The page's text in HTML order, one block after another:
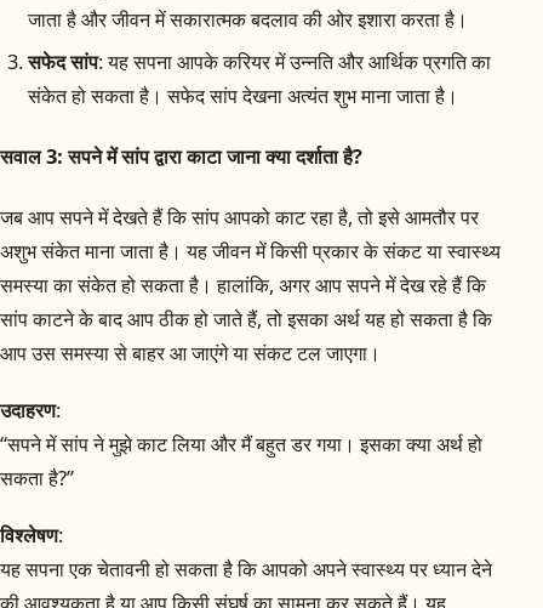
जाता है और जीवन में सकारात्मक बदलाव की ओर इशारा करता है।
सफेद सांप: यह सपना आपके करियर में उन्नति और आर्थिक प्रगति का
संकेत हो सकता है। सफेद सांप देखना अत्यंत शुभ माना जाता है।
सवाल 3: सपने में सांप द्वारा काटा जाना क्या दर्शाता है?
जब आप सपने में देखते हैं कि सांप आपको काट रहा है, तो इसे आमतौर पर
अशुभ संकेत माना जाता है। यह जीवन में किसी प्रकार के संकट या स्वास्थ्य
समस्या का संकेत हो सकता है। हालांकि, अगर आप सपने में देख रहे हैं कि
सांप काटने के बाद आप ठीक हो जाते हैं, तो इसका अर्थ यह हो सकता है कि
आप उस समस्या से बाहर आ जाएंगे या संकट टल जाएगा।
उदाहरण:
“सपने में सांप ने मुझे काट लिया और मैं बहुत डर गया। इसका क्या अर्थ हो
सकता है?”
विश्लेषण:
यह सपना एक चेतावनी हो सकता है कि आपको अपने स्वास्थ्य पर ध्यान देने
की आवश्यकता है या आप किसी संघर्ष का सामना कर सकते हैं। यह